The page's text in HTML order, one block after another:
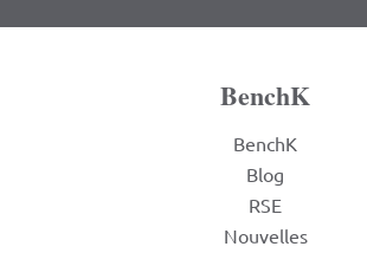
BenchK
BenchK
Blog
RSE
Nouvelles